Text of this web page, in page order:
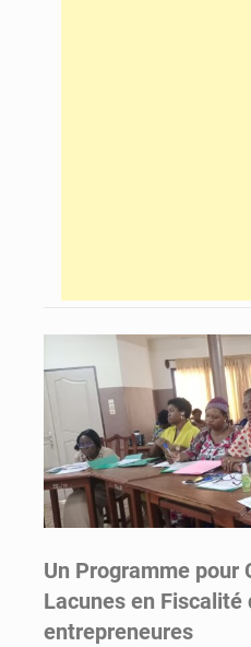
Un Programme pour
Lacunes en Fiscalité
entrepreneures